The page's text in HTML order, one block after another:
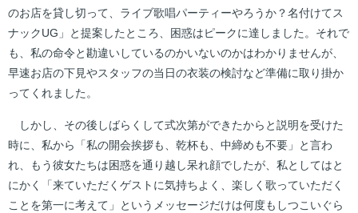
のお店を貸し切って、ライブ歌唱パーティーやろうか？名付けてス
ナックUG」と提案したところ、困惑はピークに達しました。それで
も、私の命令と勘違いしているのかいないのかはわかりませんが、
早速お店の下見やスタッフの当日の衣装の検討など準備に取り掛か
ってくれました。
しかし、その後しばらくして式次第ができたからと説明を受けた
時に、私から「私の開会挨拶も、乾杯も、中締めも不要」と言わ
れ、もう彼女たちは困惑を通り越し呆れ顔でしたが、私としてはと
にかく「来ていただくゲストに気持ちよく、楽しく歌っていただく
ことを第一に考えて」というメッセージだけは何度もしつこいぐら